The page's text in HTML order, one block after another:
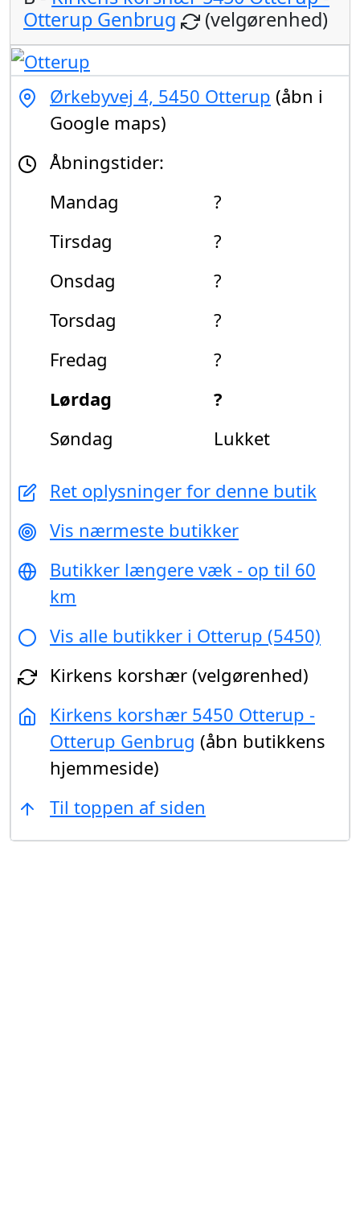
Otterup Genbrug
(velgørenhed)
Ørkebyvej 4, 5450 Otterup (åbn i
Google maps)
Åbningstider:
Mandag
?
Tirsdag
?
Onsdag
?
Torsdag
?
Fredag
?
Lørdag
?
Søndag
Lukket
Ret oplysninger for denne butik
Vis nærmeste butikker
Butikker længere væk - op til 60
km
Vis alle butikker i Otterup (5450)
Kirkens korshær (velgørenhed)
Kirkens korshær 5450 Otterup -
Otterup Genbrug (åbn butikkens
hjemmeside)
Til toppen af siden